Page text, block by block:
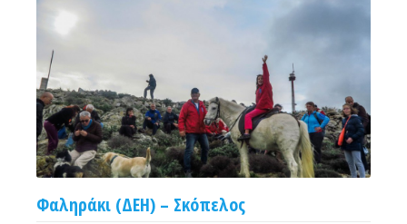
Φαληράκι (ΔΕΗ) – Σκόπελος